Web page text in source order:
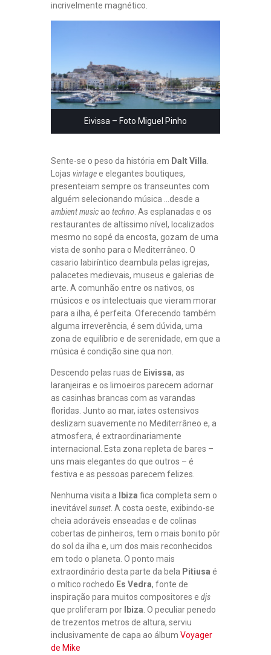
incrivelmente magnético.
Eivissa – Foto Miguel Pinho
Sente-se o peso da história em Dalt Villa
Lojas vintagee elegantes boutiques,
presenteiam sempre os transeuntes com
alguém selecionando música …desde a
ambient music ao techno . As esplanadas e os
restaurantes de altíssimo nível, localizados
mesmo no sopé da encosta, gozam de uma
vista de sonho para o Mediterrâneo. O
casario labiríntico deambula pelas igrejas,
palacetes medievais, museus e galerias de
arte. A comunhão entre os nativos, os
músicos e os intelectuais que vieram morar
para a ilha, é perfeita. Oferecendo também
alguma irreverência, é sem dúvida, uma
zona de equilíbrio e de serenidade, em que a
música é condição sine qua non.
Descendo pelas ruas de Eivissa, as
laranjeiras e os limoeiros parecem adornar
as casinhas brancas com as varandas
floridas. Junto ao mar, iates ostensivos
deslizam suavemente no Mediterrâneo e, a
atmosfera, é extraordinariamente
internacional. Esta zona repleta de bares –
uns mais elegantes do que outros – é
festiva e as pessoas parecem felizes.
Nenhuma visita a Ibiza fica completa sem o
inevitável sunset . A costa oeste, exibindo-se
cheia adoráveis enseadas e de colinas
cobertas de pinheiros, tem o mais bonito pôr
do sol da ilha e, um dos mais reconhecidos
em todo o planeta. O ponto mais
extraordinário desta parte da bela Pitiusa é
o mítico rochedo Es Vedra, fonte de
inspiração para muitos compositores e djs
que proliferam por
Ibiza . O peculiar penedo
de trezentos metros de altura, serviu
inclusivamente de capa ao álbum Voyager
de Mike